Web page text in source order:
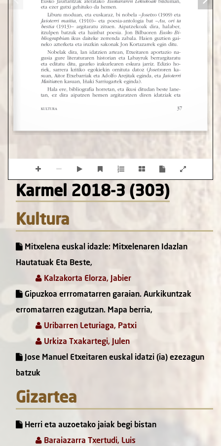
Karmel 2018-3 (303)
Kultura
Mitxelena euskal idazle: Mitxelenaren Idazlan
Hautatuak Eta Beste,
Kalzakorta Elorza, Jabier
Gipuzkoa errromatarren garaian. Aurkikuntzak
erromatarren ezagutzan. Mapa berria,
Uribarren Leturiaga, Patxi
Urkiza Txakartegi, Julen
Jose Manuel Etxeitaren euskal idatzi (ia) ezezagun
batzuk
Gizartea
Herri eta auzoetako jaiak begi bistan
Baraiazarra Txertudi, Luis